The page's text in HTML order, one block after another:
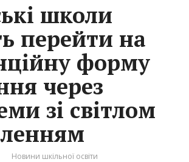
школи
перейти на
форму
через
зі світлом
Новини шкільної освіти